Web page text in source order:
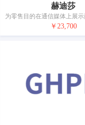
赫迪莎
￥23,700